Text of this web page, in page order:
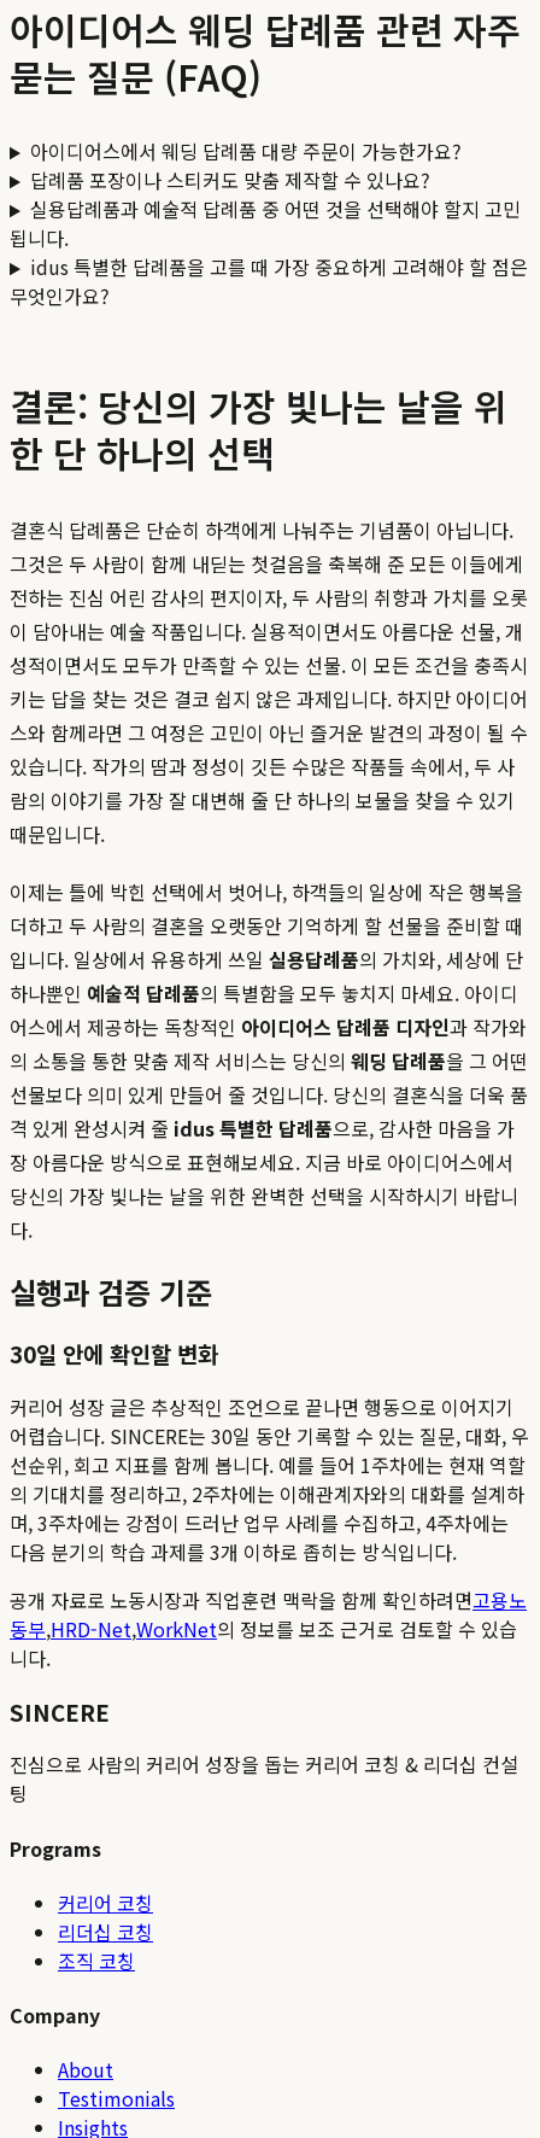
아이디어스 웨딩 답례품 관련 자주
묻는 질문 (FAQ)
아이디어스에서 웨딩 답례품 대량 주문이 가능한가요?
답례품 포장이나 스티커도 맞춤 제작할 수 있나요?
실용답례품과 예술적 답례품 중 어떤 것을 선택해야 할지 고민
됩니다.
idus 특별한 답례품을 고를 때 가장 중요하게 고려해야 할 점은
무엇인가요?
결론: 당신의 가장 빛나는 날을 위
한 단 하나의 선택
결혼식 답례품은 단순히 하객에게 나눠주는 기념품이 아닙니다.
그것은 두 사람이 함께 내딛는 첫걸음을 축복해 준 모든 이들에게
전하는 진심 어린 감사의 편지이자, 두 사람의 취향과 가치를 오롯
이 담아내는 예술 작품입니다. 실용적이면서도 아름다운 선물, 개
성적이면서도 모두가 만족할 수 있는 선물. 이 모든 조건을 충족시
키는 답을 찾는 것은 결코 쉽지 않은 과제입니다. 하지만 아이디어
스와 함께라면 그 여정은 고민이 아닌 즐거운 발견의 과정이 될 수
있습니다. 작가의 땀과 정성이 깃든 수많은 작품들 속에서, 두 사
람의 이야기를 가장 잘 대변해 줄 단 하나의 보물을 찾을 수 있기
때문입니다.
이제는 틀에 박힌 선택에서 벗어나, 하객들의 일상에 작은 행복을
더하고 두 사람의 결혼을 오랫동안 기억하게 할 선물을 준비할 때
입니다. 일상에서 유용하게 쓰일 실용답례품의 가치와, 세상에 단
하나뿐인 예술적 답례품의 특별함을 모두 놓치지 마세요. 아이디
어스에서 제공하는 독창적인 아이디어스 답례품 디자인과 작가와
의 소통을 통한 맞춤 제작 서비스는 당신의 웨딩 답례품을 그 어떤
선물보다 의미 있게 만들어 줄 것입니다. 당신의 결혼식을 더욱 품
격 있게 완성시켜 줄 idus 특별한 답례품으로, 감사한 마음을 가
장 아름다운 방식으로 표현해보세요. 지금 바로 아이디어스에서
당신의 가장 빛나는 날을 위한 완벽한 선택을 시작하시기 바랍니
다.
실행과 검증 기준
30일 안에 확인할 변화
커리어 성장 글은 추상적인 조언으로 끝나면 행동으로 이어지기
어렵습니다. SINCERE는 30일 동안 기록할 수 있는 질문, 대화, 우
선순위, 회고 지표를 함께 봅니다. 예를 들어 1주차에는 현재 역할
의 기대치를 정리하고, 2주차에는 이해관계자와의 대화를 설계하
며, 3주차에는 강점이 드러난 업무 사례를 수집하고, 4주차에는
다음 분기의 학습 과제를 3개 이하로 좁히는 방식입니다.
공개 자료로 노동시장과 직업훈련 맥락을 함께 확인하려면고용노
동부,HRD-Net,WorkNet의 정보를 보조 근거로 검토할 수 있습
니다.
SINCERE
진심으로 사람의 커리어 성장을 돕는 커리어 코칭 & 리더십 컨설
팅
Programs
커리어 코칭
리더십 코칭
조직 코칭
Company
About
Testimonials
Insights